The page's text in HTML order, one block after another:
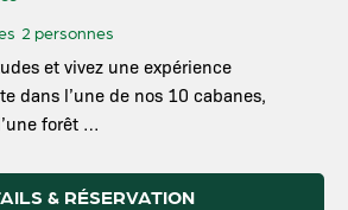
2 personnes
et vivez une expérience
dans l’une de nos 10 cabanes,
forêt …
& RÉSERVATION